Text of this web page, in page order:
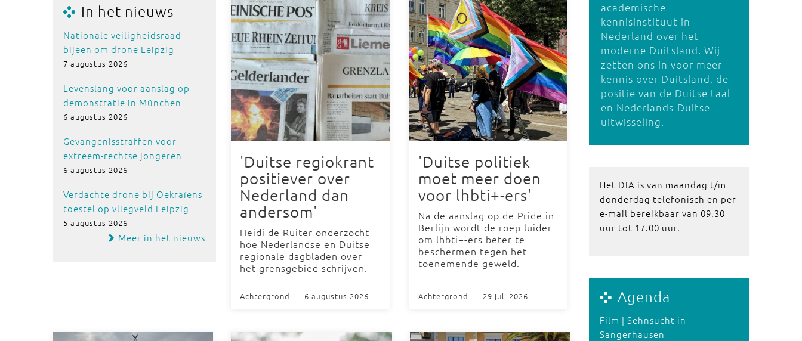
In het nieuws
Nationale veiligheidsraad
bijeen om drone Leipzig
7 augustus 2026
Levenslang voor aanslag op
demonstratie in München
6 augustus 2026
Gevangenisstraffen voor
extreem-rechtse jongeren
6 augustus 2026
Verdachte drone bij Oekraïens
toestel op vliegveld Leipzig
5 augustus 2026
Meer in het nieuws
'Duitse regiokrant
positiever over
Nederland dan
andersom'
Heidi de Ruiter onderzocht
hoe Nederlandse en Duitse
regionale dagbladen over
het grensgebied schrijven.
Achtergrond - 6 augustus 2026
'Duitse politiek
moet meer doen
voor lhbti+-ers'
Na de aanslag op de Pride in
Berlijn wordt de roep luider
om lhbti+-ers beter te
beschermen tegen het
toenemende geweld.
Achtergrond - 29 juli 2026
academische
kennisinstituut in
Nederland over het
moderne Duitsland. Wij
zetten ons in voor meer
kennis over Duitsland, de
positie van de Duitse taal
en Nederlands-Duitse
uitwisseling.
Het DIA is van maandag t/m
donderdag telefonisch en per
e-mail bereikbaar van 09.30
uur tot 17.00 uur.
Agenda
Film | Sehnsucht in
Sangerhausen